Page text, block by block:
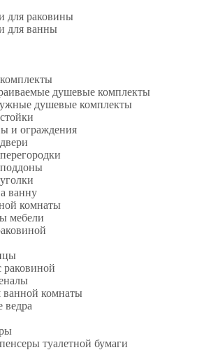
для раковины
для ванны
душевые комплекты
душевые комплекты
и ограждения
ванну
комнаты
мебели
раковиной
ванной комнаты
туалетной бумаги